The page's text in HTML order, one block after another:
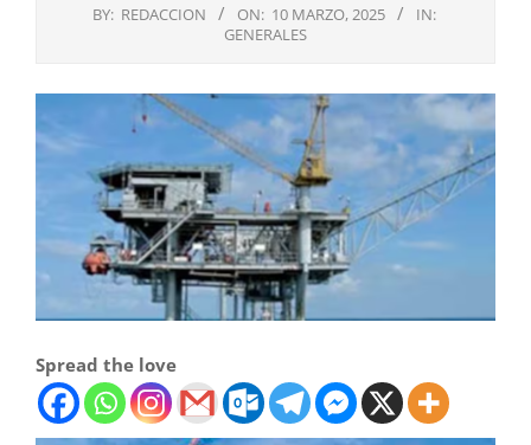
BY: REDACCION ON: 10 MARZO, 2025
IN:
GENERALES
Spread the love